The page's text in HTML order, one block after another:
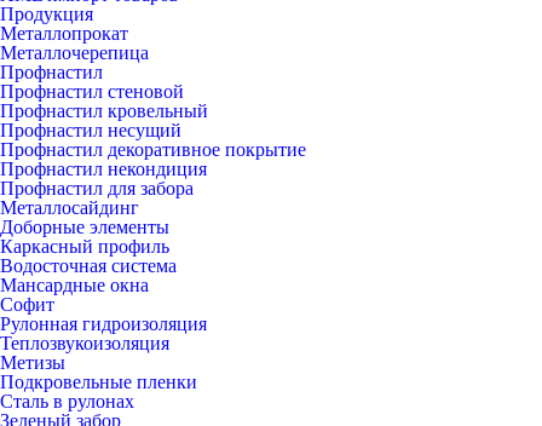
Продукция
Металлопрокат
Металлочерепица
Профнастил
Профнастил стеновой
Профнастил кровельный
Профнастил несущий
Профнастил декоративное покрытие
Профнастил некондиция
Профнастил для забора
Металлосайдинг
Доборные элементы
Каркасный профиль
Водосточная система
Мансардные окна
Софит
Рулонная гидроизоляция
Теплозвукоизоляция
Метизы
Подкровельные пленки
Сталь в рулонах
Зеленый забор